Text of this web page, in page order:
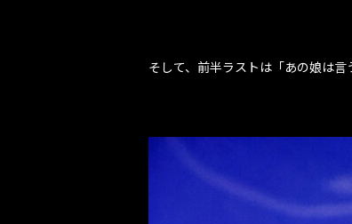
そして、前半ラストは「あの娘は言